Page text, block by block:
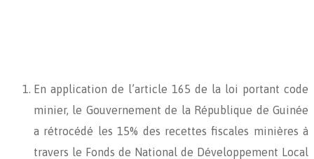
En application de l’article 165 de la loi portant code
minier, le Gouvernement de la République de Guinée
a rétrocédé les 15% des recettes fiscales minières à
travers le Fonds de National de Développement Local